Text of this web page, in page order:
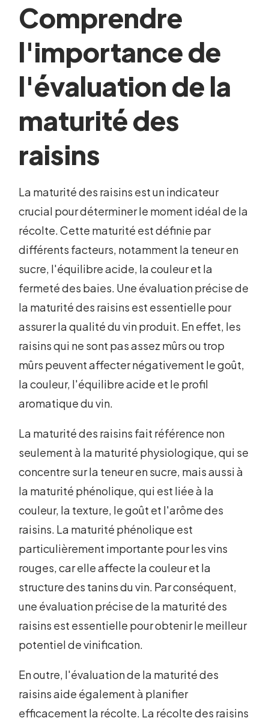
Comprendre
l'importance de
l'évaluation de la
maturité des
raisins
La maturité des raisins est un indicateur
crucial pour déterminer le moment idéal de la
récolte. Cette maturité est définie par
différents facteurs, notamment la teneur en
sucre, l'équilibre acide, la couleur et la
fermeté des baies. Une évaluation précise de
la maturité des raisins est essentielle pour
assurer la qualité du vin produit. En effet, les
raisins qui ne sont pas assez mûrs ou trop
mûrs peuvent affecter négativement le goût,
la couleur, l'équilibre acide et le profil
aromatique du vin.
La maturité des raisins fait référence non
seulement à la maturité physiologique, qui se
concentre sur la teneur en sucre, mais aussi à
la maturité phénolique, qui est liée à la
couleur, la texture, le goût et l'arôme des
raisins. La maturité phénolique est
particulièrement importante pour les vins
rouges, car elle affecte la couleur et la
structure des tanins du vin. Par conséquent,
une évaluation précise de la maturité des
raisins est essentielle pour obtenir le meilleur
potentiel de vinification.
En outre, l'évaluation de la maturité des
raisins aide également à planifier
efficacement la récolte. La récolte des raisins